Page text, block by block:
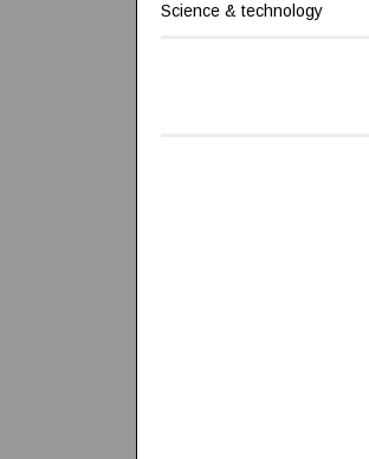
Science & technology